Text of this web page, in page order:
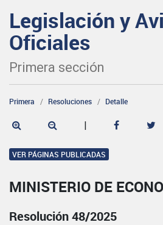
Legislación y
Oficiales
Primera sección
Primera Resoluciones Detalle
|
VER PÁGINAS PUBLICADAS
MINISTERIO DE
Resolución 48/2025